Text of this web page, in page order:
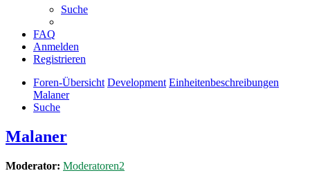
Suche
FAQ
Anmelden
Registrieren
Foren-Übersicht Development Einheitenbeschreibungen
Malaner
Suche
Malaner
Moderator: Moderatoren2